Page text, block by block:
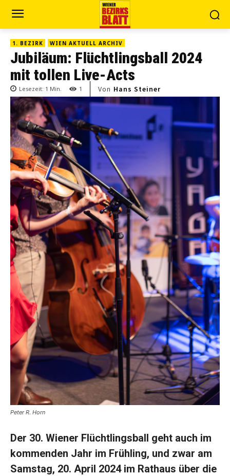
1. BEZIRK WIEN AKTUELL ARCHIV
Jubiläum: Flüchtlingsball 2024
mit tollen Live-Acts
Lesezeit: 1 Min. 1 Von Hans Steiner
Peter R. Horn
Der 30. Wiener Flüchtlingsball geht auch im
kommenden Jahr im Frühling, und zwar am
Samstag, 20. April 2024 im Rathaus über die